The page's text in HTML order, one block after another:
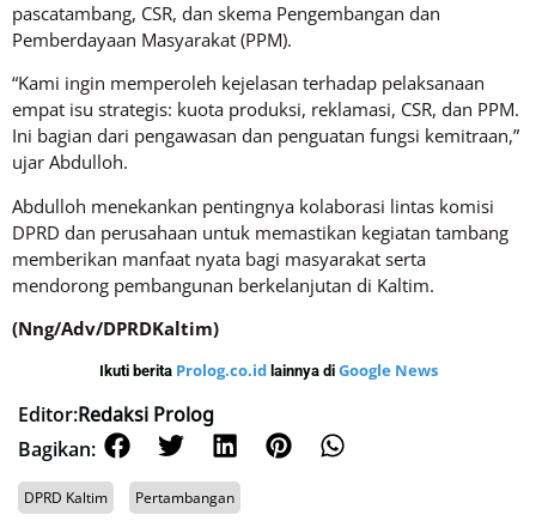
pascatambang, CSR, dan skema Pengembangan dan
Pemberdayaan Masyarakat (PPM).
“Kami ingin memperoleh kejelasan terhadap pelaksanaan
empat isu strategis: kuota produksi, reklamasi, CSR, dan PPM.
Ini bagian dari pengawasan dan penguatan fungsi kemitraan,”
ujar Abdulloh.
Abdulloh menekankan pentingnya kolaborasi lintas komisi
DPRD dan perusahaan untuk memastikan kegiatan tambang
memberikan manfaat nyata bagi masyarakat serta
mendorong pembangunan berkelanjutan di Kaltim.
(Nng/Adv/DPRDKaltim)
Ikuti berita Prolog.co.id lainnya di Google News
Editor:Redaksi Prolog
Bagikan:
DPRD Kaltim Pertambangan